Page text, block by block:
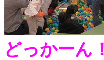
どっかーん！